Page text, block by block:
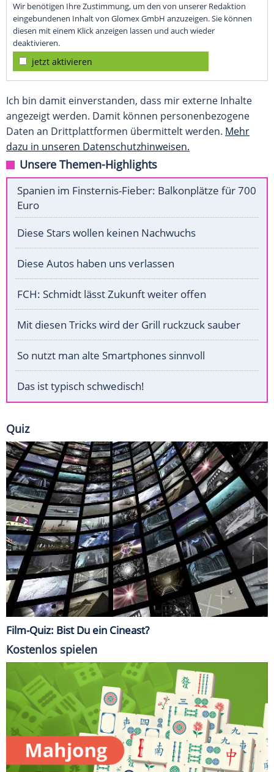
Wir benötigen Ihre Zustimmung, um den von unserer Redaktion
eingebundenen Inhalt von Glomex GmbH anzuzeigen. Sie können
diesen mit einem Klick anzeigen lassen und auch wieder
deaktivieren.
jetzt aktivieren
Ich bin damit einverstanden, dass mir externe Inhalte
angezeigt werden. Damit können personenbezogene
Daten an Drittplattformen übermittelt werden. Mehr
dazu in unseren Datenschutzhinweisen.
Unsere Themen-Highlights
Spanien im Finsternis-Fieber: Balkonplätze für 700
Euro
Diese Stars wollen keinen Nachwuchs
Diese Autos haben uns verlassen
FCH: Schmidt lässt Zukunft weiter offen
Mit diesen Tricks wird der Grill ruckzuck sauber
So nutzt man alte Smartphones sinnvoll
Das ist typisch schwedisch!
Quiz
Film-Quiz: Bist Du ein Cineast?
Kostenlos spielen